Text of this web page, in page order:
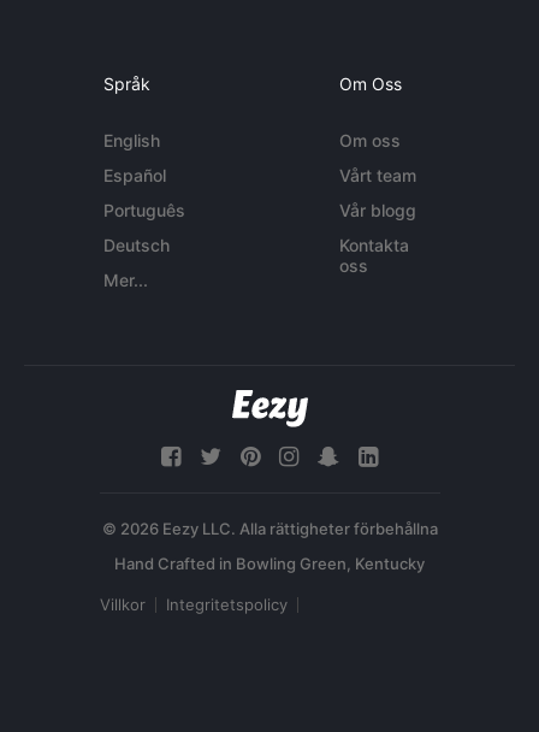
Språk
English
Español
Português
Deutsch
Mer...
Om Oss
Om oss
Vårt team
Vår blogg
Kontakta
oss
© 2026 Eezy LLC. Alla rättigheter förbehållna
Villkor Integritetspolicy